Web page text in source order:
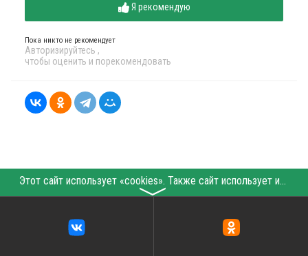
Я рекомендую
Пока никто не рекомендует
Авторизируйтесь ,
чтобы оценить и порекомендовать
Этот сайт использует «cookies». Также сайт использует интернет-сервис для сбора технических данных касательно посетителей с целью получения маркетинговой и статистической информации. Условия обработки данных посетителей сайта см.
〉